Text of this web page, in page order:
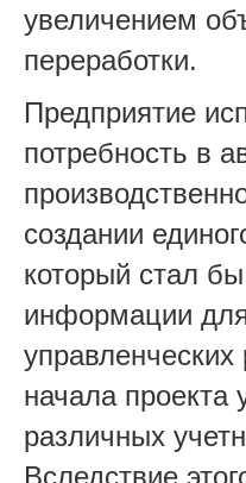
увеличением
переработки.
Предприятие
потребность в
создании
который стал
информации
начала проекта
различных
Вследствие